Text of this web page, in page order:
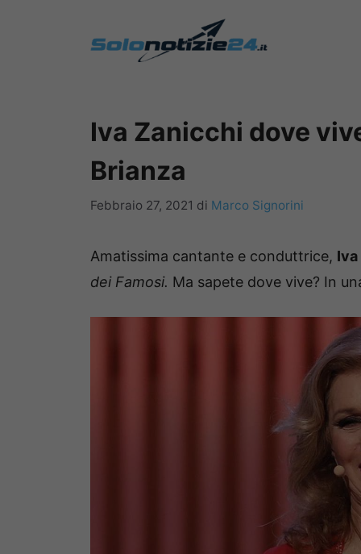
Iva Zanicchi dove
Brianza
Febbraio 27, 2021 di Marco Signorini
Amatissima cantante e conduttrice,
dei Famosi. Ma sapete dove vive? In